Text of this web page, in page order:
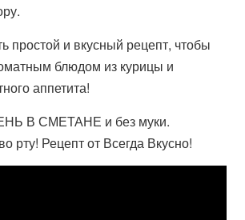
простой и вкусный рецепт, чтобы
блюдом из курицы и
аппетита!
В СМЕТАНЕ и без муки.
рту! Рецепт от Всегда Вкусно!